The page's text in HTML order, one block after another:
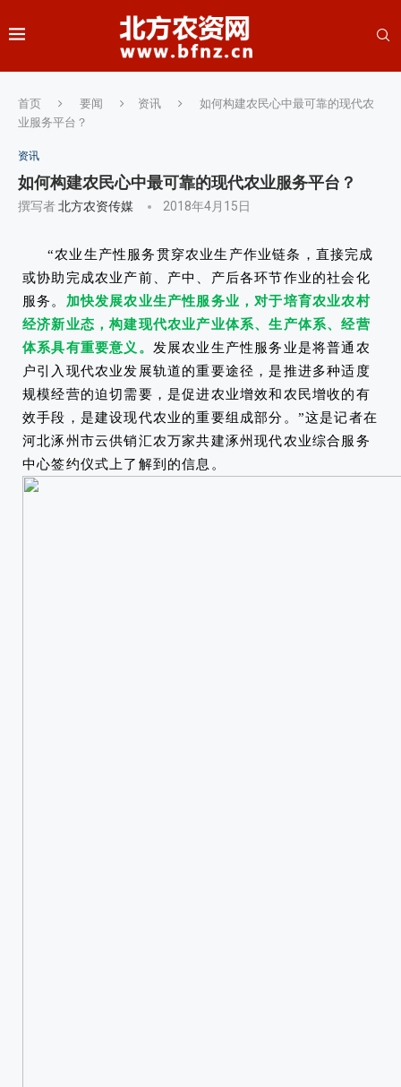
首页 要闻 资讯
如何构建农民心中最可靠的现代农
业服务平台？
资讯
如何构建农民心中最可靠的现代农业服务平台？
撰写者北方农资传媒 2018年4月15日
“农业生产性服务贯穿农业生产作业链条，直接完成
或协助完成农业产前、产中、产后各环节作业的社会化
服务。 加快发展农业生产性服务业，对于培育农业农村
经济新业态，构建现代农业产业体系、生产体系、经营
体系具有重要意义。 发展农业生产性服务业是将普通农
户引入现代农业发展轨道的重要途径，是推进多种适度
规模经营的迫切需要，是促进农业增效和农民增收的有
效手段，是建设现代农业的重要组成部分。”这是记者在
河北涿州市云供销汇农万家共建涿州现代农业综合服务
中心签约仪式上了解到的信息。